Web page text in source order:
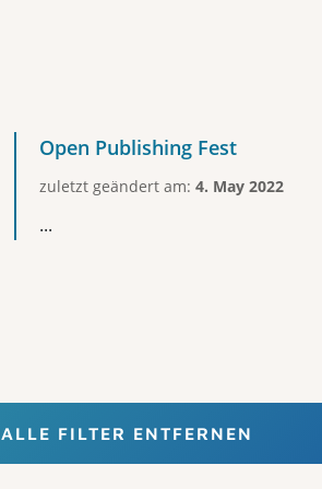
Open Publishing Fest
zuletzt geändert am: 4. May 2022
...
ALLE FILTER ENTFERNEN